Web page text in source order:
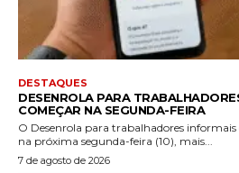
DESTAQUES
DESENROLA PARA
COMEÇAR NA SEGUNDA-FEIRA
O Desenrola para trabalhadores
na próxima segunda-feira (10), mais...
7 de agosto de 2026